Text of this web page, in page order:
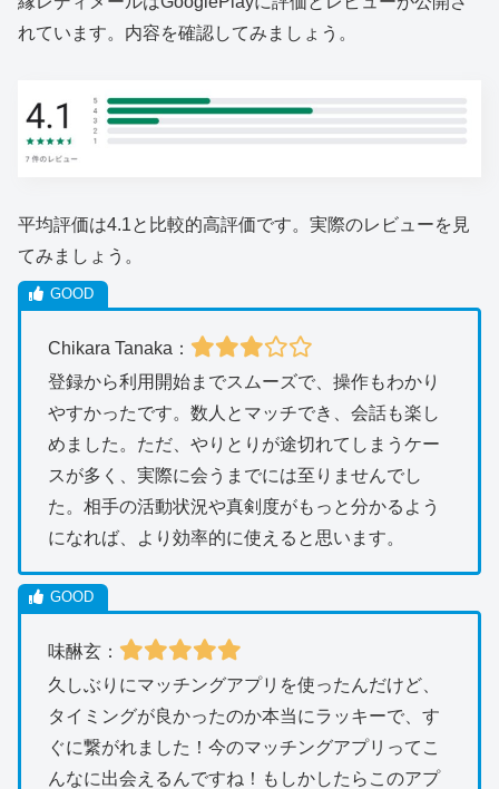
れています。内容を確認してみましょう。
平均評価は4.1と比較的高評価です。実際のレビューを見
てみましょう。
Chikara Tanaka：
登録から利用開始までスムーズで、操作もわかり
やすかったです。数人とマッチでき、会話も楽し
めました。ただ、やりとりが途切れてしまうケー
スが多く、実際に会うまでには至りませんでし
た。相手の活動状況や真剣度がもっと分かるよう
になれば、より効率的に使えると思います。
味醂玄：
久しぶりにマッチングアプリを使ったんだけど、
タイミングが良かったのか本当にラッキーで、す
ぐに繋がれました！今のマッチングアプリってこ
んなに出会えるんですね！もしかしたらこのアプ